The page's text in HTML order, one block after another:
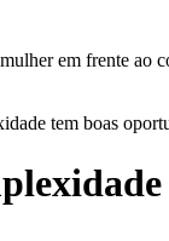
tem boas